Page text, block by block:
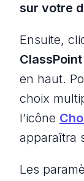
sur votre
Ensuite,
ClassPoint
en haut.
choix
l’icône
apparaîtra
Les